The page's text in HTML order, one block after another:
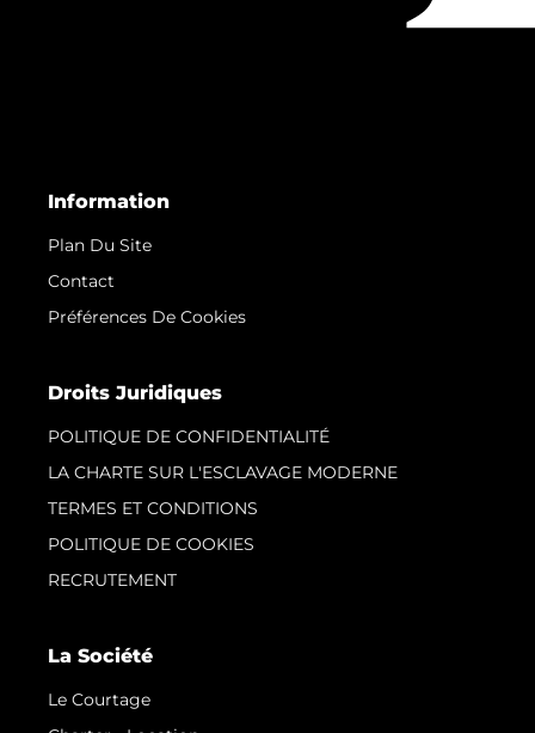
Information
Plan Du Site
Contact
Préférences De Cookies
Droits Juridiques
POLITIQUE DE CONFIDENTIALITÉ
LA CHARTE SUR L'ESCLAVAGE MODERNE
TERMES ET CONDITIONS
POLITIQUE DE COOKIES
RECRUTEMENT
La Société
Le Courtage